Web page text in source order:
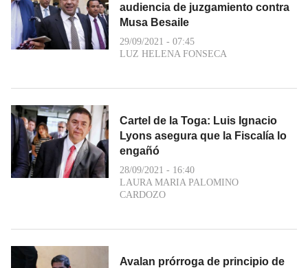
audiencia de juzgamiento contra
Musa Besaile
29/09/2021 - 07:45
LUZ HELENA FONSECA
Cartel de la Toga: Luis Ignacio
Lyons asegura que la Fiscalía lo
engañó
28/09/2021 - 16:40
LAURA MARIA PALOMINO
CARDOZO
Avalan prórroga de principio de